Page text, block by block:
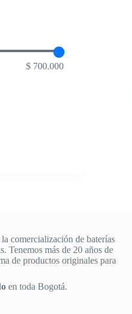
$ 700.000
comercialización de baterías
Tenemos más de 20 años de
de productos originales para
en toda Bogotá.